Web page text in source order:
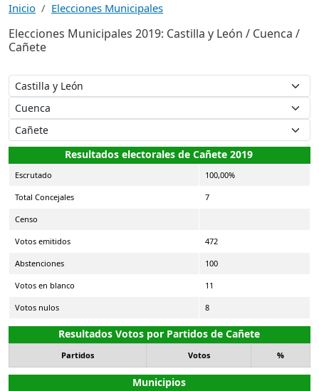
Inicio Elecciones Municipales
Elecciones Municipales 2019: Castilla y León / Cuenca /
Cañete
Resultados electorales de Cañete 2019
Escrutado 100,00%
Total Concejales 7
Censo
Votos emitidos 472
Abstenciones 100
Votos en blanco 11
Votos nulos 8
Resultados Votos por Partidos de Cañete
Partidos Votos %
Municipios